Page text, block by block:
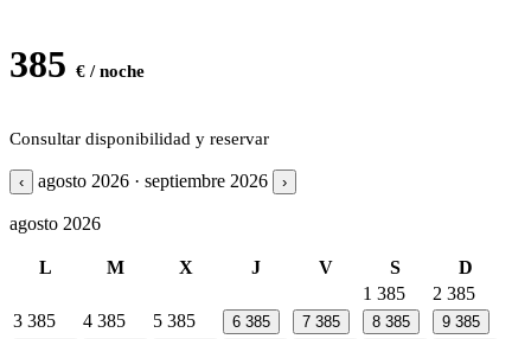
385 € / noche
Consultar disponibilidad y reservar
‹ agosto 2026 · septiembre 2026 ›
agosto 2026
L M X J V S
D
1 385 2 385
3 385 4 385 5 385 6 385 7 385 8 385 9 385